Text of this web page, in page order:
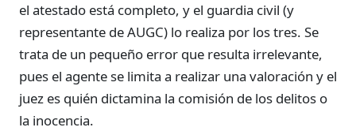
el atestado está completo, y el guardia civil (y
representante de AUGC) lo realiza por los tres. Se
trata de un pequeño error que resulta irrelevante,
pues el agente se limita a realizar una valoración y el
juez es quién dictamina la comisión de los delitos o
la inocencia.